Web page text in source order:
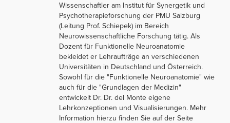
Wissenschaftler am Institut für Synergetik und
Psychotherapieforschung der PMU Salzburg
(Leitung Prof. Schiepek) im Bereich
Neurowissenschaftliche Forschung tätig. Als
Dozent für Funktionelle Neuroanatomie
bekleidet er Lehraufträge an verschiedenen
Universitäten in Deutschland und Österreich.
Sowohl für die "Funktionelle Neuroanatomie" wie
auch für die "Grundlagen der Medizin"
entwickelt Dr. Dr. del Monte eigene
Lehrkonzeptionen und Visualisierungen. Mehr
Information hierzu finden Sie auf der Seite